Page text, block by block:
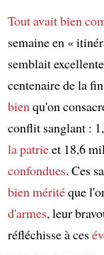
Tout avait bien
semaine en «
semblait
centenaire de la
bienqu'on
conflit sanglant :
la patrieet 18,6
confondues. Ces
bien méritéque
d'armes, leur
réfléchisse à ces